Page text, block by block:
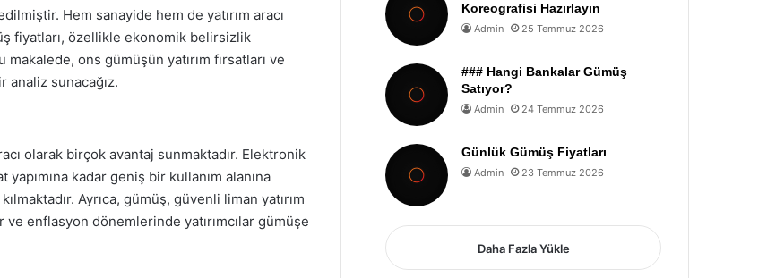
Hem sanayide hem de yatırım aracı
fiyatları, özellikle ekonomik belirsizlik
ons gümüşün yatırım fırsatları ve
sunacağız.
olarak birçok avantaj sunmaktadır. Elektronik
kadar geniş bir kullanım alanına
Ayrıca, gümüş, güvenli liman yatırım
enflasyon dönemlerinde yatırımcılar gümüşe
Koreografisi Hazırlayın
Admin 25 Temmuz 2026
### Hangi Bankalar Gümüş
Satıyor?
Admin 24 Temmuz 2026
Günlük Gümüş Fiyatları
Admin 23 Temmuz 2026
Daha Fazla Yükle